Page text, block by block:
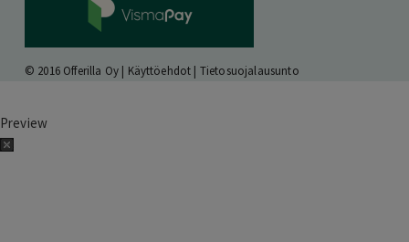
© 2016 Offerilla Oy | Käyttöehdot | Tietosuojalausunto
Preview